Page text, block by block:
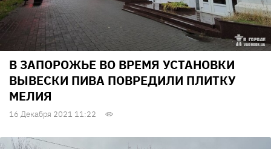
В ЗАПОРОЖЬЕ ВО ВРЕМЯ УСТАНОВКИ
ВЫВЕСКИ ПИВА ПОВРЕДИЛИ ПЛИТКУ
МЕЛИЯ
16 Декабря 2021 11:22